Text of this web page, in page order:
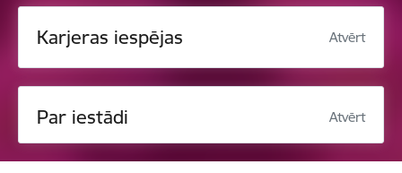
Karjeras iespējas Atvērt
Par iestādi Atvērt